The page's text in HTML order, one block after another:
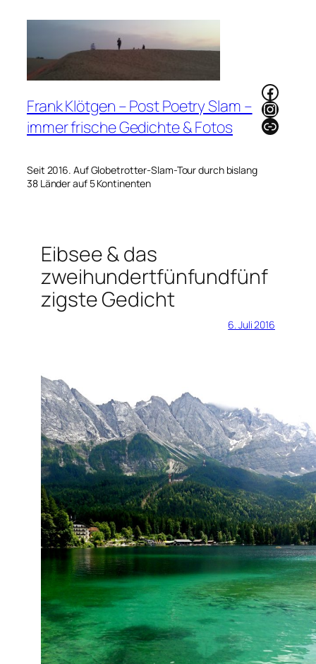
Frank Klötgen – Post Poetry Slam –
immer frische Gedichte & Fotos
Seit 2016. Auf Globetrotter-Slam-Tour durch bislang
38 Länder auf 5 Kontinenten
Link
Eibsee & das
zweihundertfünfundfünf
zigste Gedicht
6. Juli 2016